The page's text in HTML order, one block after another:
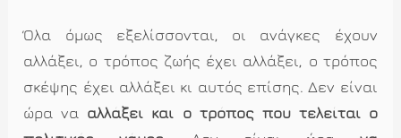
Όλα όμως εξελίσσονται, οι ανάγκες έχουν
αλλάξει, ο τρόπος ζωής έχει αλλάξει, ο τρόπος
σκέψης έχει αλλάξει κι αυτός επίσης. Δεν είναι
ώρα να αλλάξει και ο τρόπος που τελείται ο